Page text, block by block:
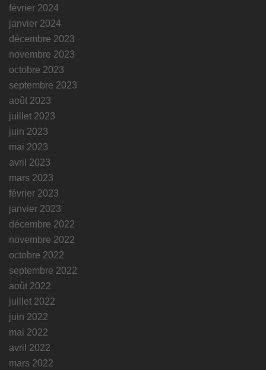
février 2024
janvier 2024
décembre 2023
novembre 2023
octobre 2023
septembre 2023
août 2023
juillet 2023
juin 2023
mai 2023
avril 2023
mars 2023
février 2023
janvier 2023
décembre 2022
novembre 2022
octobre 2022
septembre 2022
août 2022
juillet 2022
juin 2022
mai 2022
avril 2022
mars 2022